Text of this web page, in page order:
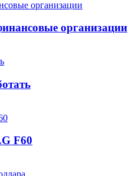
организации
F60